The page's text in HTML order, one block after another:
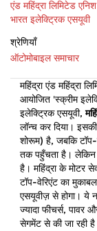
एंड महिंद्रा लिमिटेड
भारत इलेक्ट्रिक एसयूवी
श्रेणियाँ
ऑटोमोबाइल समाचार
महिंद्रा एंड महिंद्रा
आयोजित 'स्क्रीम
इलेक्ट्रिक एसयूवी,
लॉन्च कर दिया।
शोरूम) है, जबकि
तक पहुँचता है। लेकिन
है। महिंद्रा के मोटर
टॉप-वेरिएंट का
एसयूवीज़ से होगा। ये
ज्यादा फीचर्स,
सेगमेंट से की जा रही